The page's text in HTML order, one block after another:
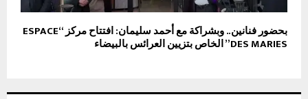
بحضور فنانين.. وبشراكة مع أحمد سليمان: افتتاح مركز “ESPACE
DES MARIES” الخاص بتزيين العرائس بالبيضاء